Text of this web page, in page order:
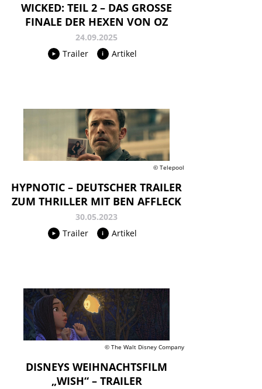
WICKED: TEIL 2 – DAS GROSSE F
INALE DER HEXEN VON OZ
24.09.2025
Trailer
Artikel
© Telepool
HYPNOTIC – DEUTSCHER TRAILER
ZUM THRILLER MIT BEN AFFLECK
30.05.2023
Trailer
Artikel
© The Walt Disney Company
DISNEYS WEIHNACHTSFILM
„WISH“ – TRAILER